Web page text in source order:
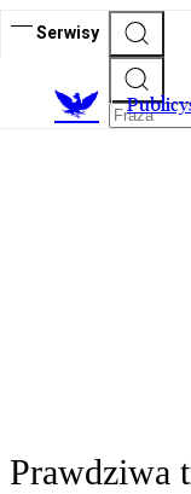
Serwisy
Prawdziwa